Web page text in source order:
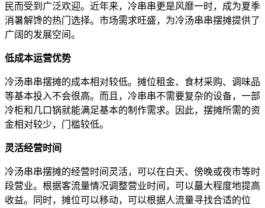
民而受到广泛欢迎。近年来，冷串串更是风靡一时，成为夏季
消暑解馋的热门选择。市场需求旺盛，为冷汤串串摆摊提供了
广阔的发展空间。
低成本运营优势
冷汤串串摆摊的成本相对较低。摊位租金、食材采购、调味品
等基本投入不会很高。而且，冷串串不需要复杂的设备，一部
冷柜和几口锅就能满足基本的制作需求。因此，摆摊所需的资
金相对较少，门槛较低。
灵活经营时间
冷汤串串摆摊的经营时间灵活，可以在白天、傍晚或夜市等时
段营业。根据客流量情况调整营业时间，可以蕞大程度地提高
收益。同时，摊位可以移动，可以根据人流量寻找合适的位